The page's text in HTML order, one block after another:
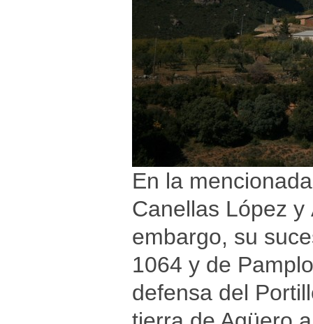
En la
Canellas López
embargo, su
1064 y de
defensa del